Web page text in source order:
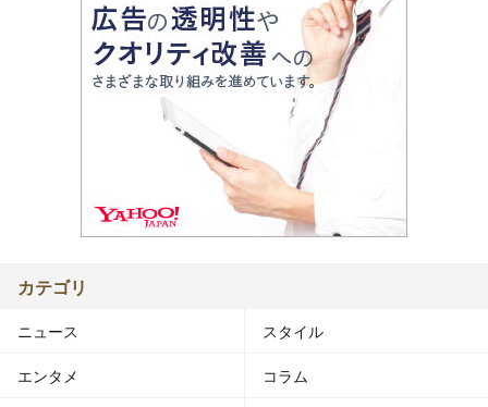
カテゴリ
ニュース スタイル
エンタメ コラム